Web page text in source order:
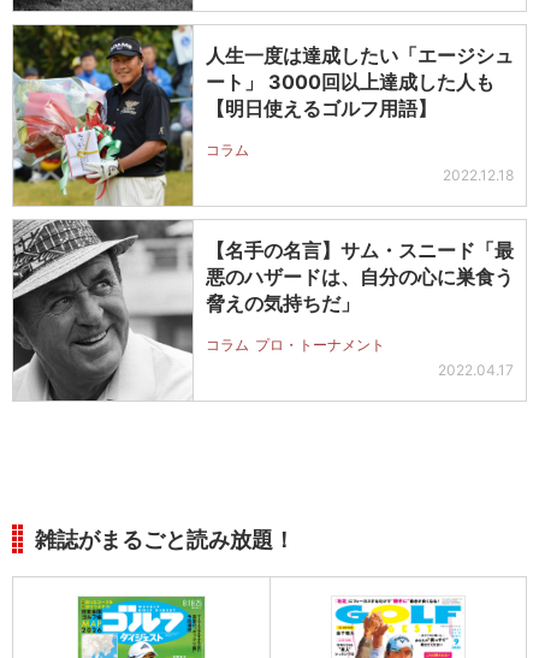
人生一度は達成したい「エージシュ
ート」 3000回以上達成した人も
【明日使えるゴルフ用語】
コラム
2022.12.18
【名手の名言】サム・スニード「最
悪のハザードは、自分の心に巣食う
脅えの気持ちだ」
コラム プロ・トーナメント
2022.04.17
雑誌がまるごと読み放題！